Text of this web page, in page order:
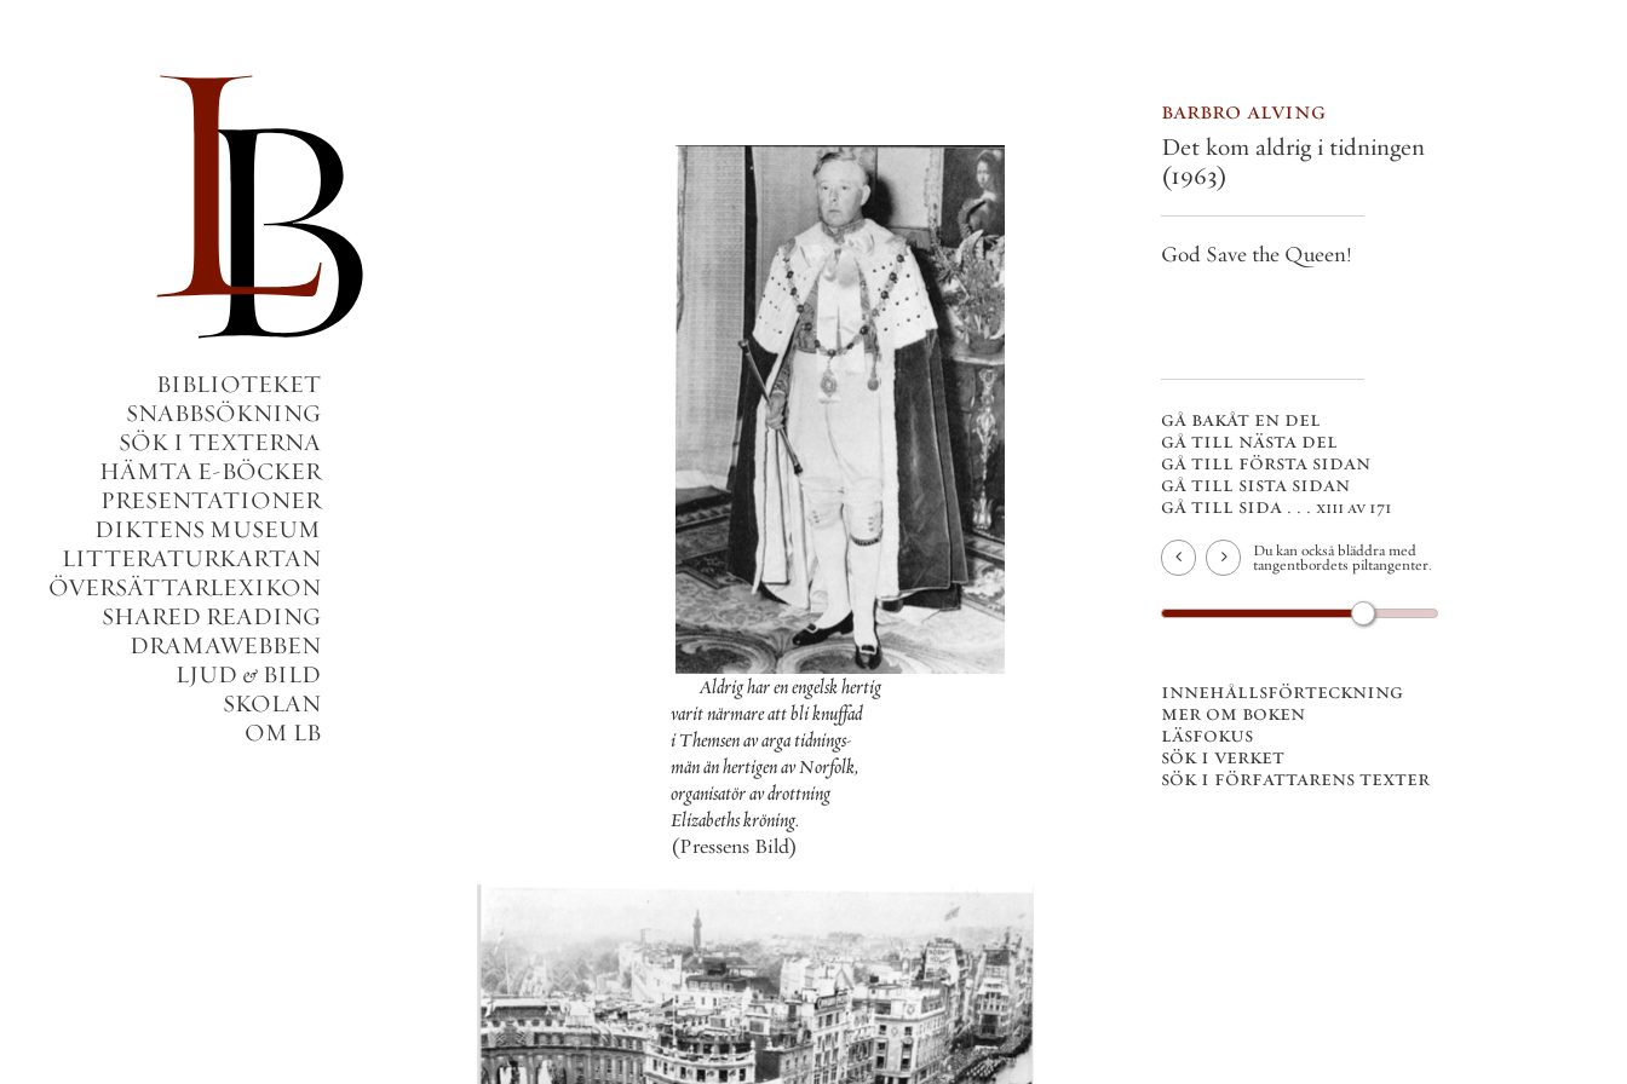
BIBLIOTEKET
SNABBSÖKNING
SÖK I TEXTERNA
HÄMTA E-BÖCKER
PRESENTATIONER
DIKTENS MUSEUM
LITTERATURKARTAN
ÖVERSÄTTARLEXIKON
SHARED READING
DRAMAWEBBEN
LJUD & BILD
SKOLAN
OM LB
Aldrigharenengelskhertig
varitnärmareattbliknuffad
iThemsenavargatidnings-
mänänhertigenavNorfolk,
organisatöravdrottning
Elizabethskröning.
(Pressens Bild)
barbro alving
Det kom aldrig i tidningen
(1963)
God Save the Queen!
gå bakåt en del
gå till nästa del
gå till första sidan
gå till sista sidan
gå till sida . . . xiii av 171
Du kan också bläddra med
tangentbordets piltangenter.
innehållsförteckning
mer om boken
läsfokus
sök i verket
sök i författarens texter